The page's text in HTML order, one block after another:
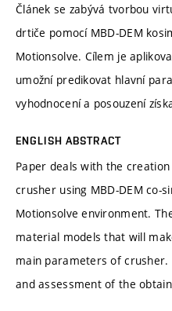
Článek se zabývá tvorbou
drtiče pomocí MBD-DEM
Motionsolve. Cílem je
umožní predikovat hlavní
vyhodnocení a posouzení
ENGLISH ABSTRACT
Paper deals with the
crusher using MBD-DEM co-
Motionsolve environment.
material models that will
main parameters of crusher.
and assessment of the